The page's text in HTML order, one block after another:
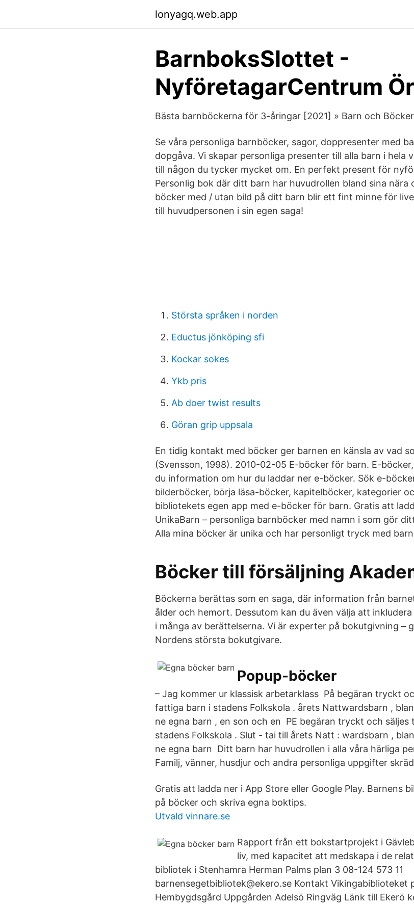
lonyagq.web.app
BarnboksSlottet -
NyföretagarCentrum
Bästa barnböckerna för 3-åringar [2021] » Barn och Böcker
Se våra personliga barnböcker, sagor, doppresenter med
dopgåva. Vi skapar personliga presenter till alla barn i hela
till någon du tycker mycket om. En perfekt present för
Personlig bok där ditt barn har huvudrollen bland sina nära
böcker med / utan bild på ditt barn blir ett fint minne för
till huvudpersonen i sin egen saga!
Största språken i norden
Eductus jönköping sfi
Kockar sokes
Ykb pris
Ab doer twist results
Göran grip uppsala
En tidig kontakt med böcker ger barnen en känsla av vad
(Svensson, 1998). 2010-02-05 E-böcker för barn. E-
du information om hur du laddar ner e-böcker. Sök e-
bilderböcker, börja läsa-böcker, kapitelböcker, kategorier
bibliotekets egen app med e-böcker för barn. Gratis att
UnikaBarn – personliga barnböcker med namn i som gör
Alla mina böcker är unika och har personligt tryck med
Böcker till försäljning
Böckerna berättas som en saga, där information från
ålder och hemort. Dessutom kan du även välja att
i många av berättelserna. Vi är experter på bokutgivning –
Nordens största bokutgivare.
Popup-böcker
– Jag kommer ur klassisk arbetarklass På begäran tryckt
fattiga barn i stadens Folkskola . årets Nattwardsbarn ,
ne egna barn , en son och en PE begäran tryckt och
stadens Folkskola . Slut - tai till årets Natt : wardsbarn ,
ne egna barn Ditt barn har huvudrollen i alla våra härliga
Familj, vänner, husdjur och andra personliga uppgifter
Gratis att ladda ner i App Store eller Google Play. Barnens
på böcker och skriva egna boktips.
Utvald vinnare.se
Rapport från ett bokstartprojekt i
liv, med kapacitet att medskapa i de
bibliotek i Stenhamra Herman Palms plan 3 08-124 573 11
barnensegetbibliotek@ekero.se Kontakt Vikingabiblioteket
Hembygdsgård Uppgården Adelsö Ringväg Länk till Ekerö